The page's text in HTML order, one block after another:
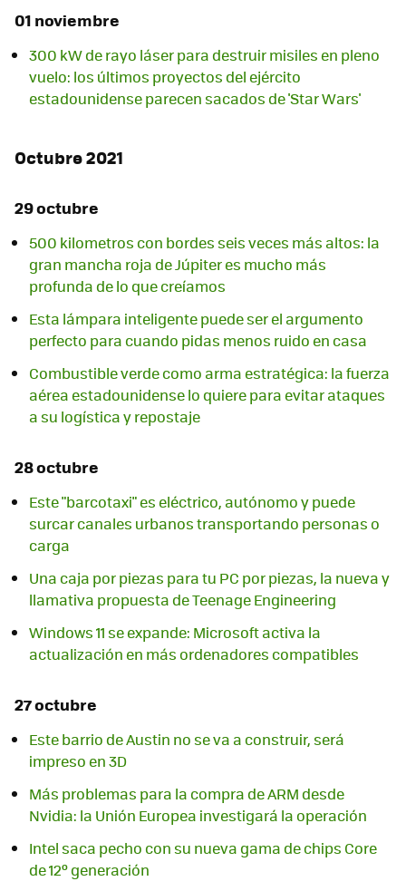
01 noviembre
300 kW de rayo láser para destruir misiles en pleno
vuelo: los últimos proyectos del ejército
estadounidense parecen sacados de 'Star Wars'
Octubre 2021
29 octubre
500 kilometros con bordes seis veces más altos: la
gran mancha roja de Júpiter es mucho más
profunda de lo que creíamos
Esta lámpara inteligente puede ser el argumento
perfecto para cuando pidas menos ruido en casa
Combustible verde como arma estratégica: la fuerza
aérea estadounidense lo quiere para evitar ataques
a su logística y repostaje
28 octubre
Este "barcotaxi" es eléctrico, autónomo y puede
surcar canales urbanos transportando personas o
carga
Una caja por piezas para tu PC por piezas, la nueva y
llamativa propuesta de Teenage Engineering
Windows 11 se expande: Microsoft activa la
actualización en más ordenadores compatibles
27 octubre
Este barrio de Austin no se va a construir, será
impreso en 3D
Más problemas para la compra de ARM desde
Nvidia: la Unión Europea investigará la operación
Intel saca pecho con su nueva gama de chips Core
de 12º generación